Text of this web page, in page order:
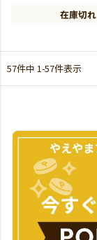
在庫切れ
57件中 1-57件表示